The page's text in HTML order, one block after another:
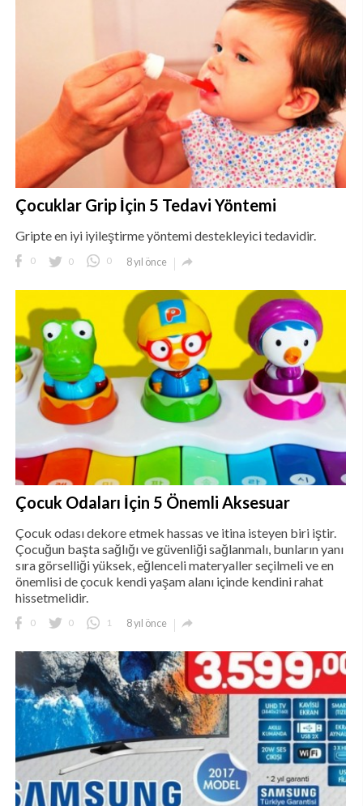
Çocuklar Grip İçin 5 Tedavi Yöntemi
Gripte en iyi iyileştirme yöntemi destekleyici tedavidir.
0 0 0 8 yıl önce 
Çocuk Odaları İçin 5 Önemli Aksesuar
Çocuk odası dekore etmek hassas ve itina isteyen biri iştir.
Çocuğun başta sağlığı ve güvenliği sağlanmalı, bunların yanı
sıra görselliği yüksek, eğlenceli materyaller seçilmeli ve en
önemlisi de çocuk kendi yaşam alanı içinde kendini rahat
hissetmelidir.
0 0 1 8 yıl önce 